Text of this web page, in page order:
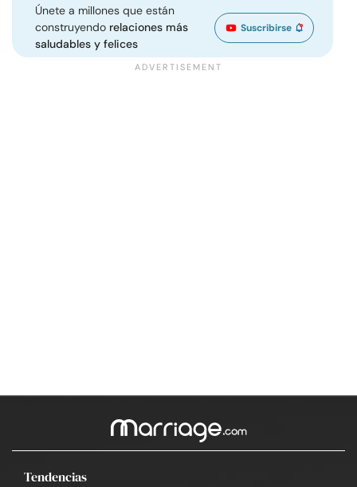
Únete a millones que están
construyendo relaciones más
saludables y felices
Suscribirse
Tendencias